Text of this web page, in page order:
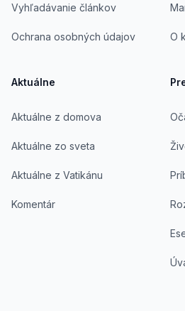
Vyhľadávanie článkov
Ochrana osobných údajov
Aktuálne
Aktuálne z domova
Aktuálne zo sveta
Aktuálne z Vatikánu
Komentár
O